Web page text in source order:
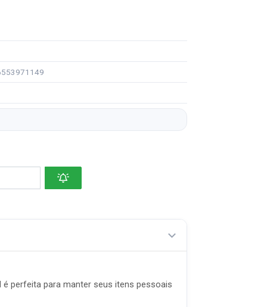
perfeita para manter seus itens pessoais